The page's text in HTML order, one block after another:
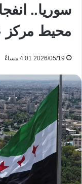
سوريا..
محيط
2026/05/19 4:01 مساءً